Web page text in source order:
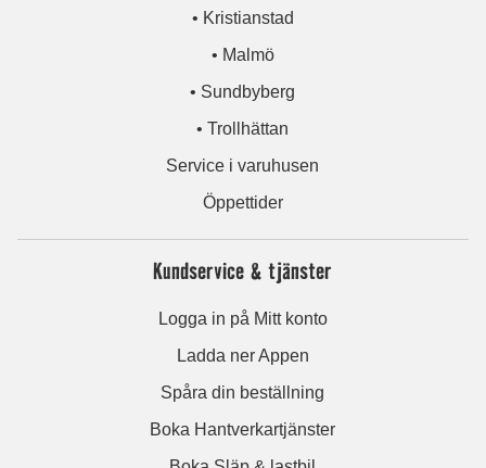
• Kristianstad
• Malmö
• Sundbyberg
• Trollhättan
Service i varuhusen
Öppettider
Kundservice & tjänster
Logga in på Mitt konto
Ladda ner Appen
Spåra din beställning
Boka Hantverkartjänster